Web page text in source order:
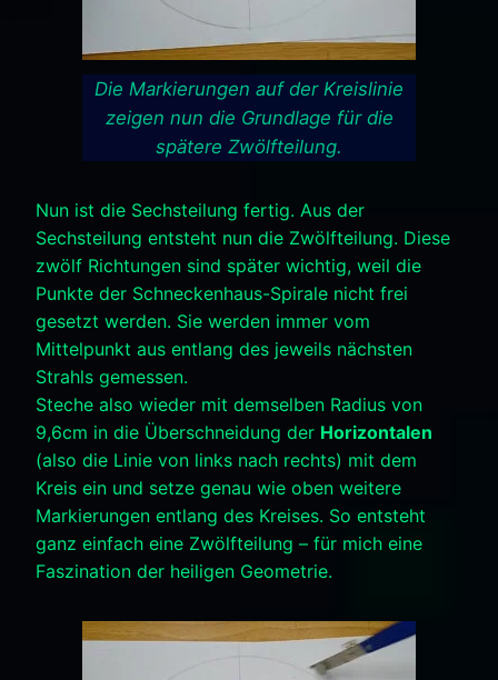
Die Markierungen auf der Kreislinie
zeigen nun die Grundlage für die
spätere Zwölfteilung.
Nun ist die Sechsteilung fertig. Aus der
Sechsteilung entsteht nun die Zwölfteilung. Diese
zwölf Richtungen sind später wichtig, weil die
Punkte der Schneckenhaus-Spirale nicht frei
gesetzt werden. Sie werden immer vom
Mittelpunkt aus entlang des jeweils nächsten
Strahls gemessen.
Steche also wieder mit demselben Radius von
9,6cm in die Überschneidung der Horizontalen
(also die Linie von links nach rechts) mit dem
Kreis ein und setze genau wie oben weitere
Markierungen entlang des Kreises. So entsteht
ganz einfach eine Zwölfteilung – für mich eine
Faszination der heiligen Geometrie.